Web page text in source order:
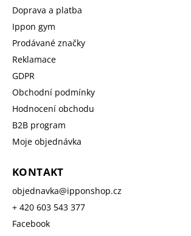
Doprava a platba
Ippon gym
Prodávané značky
Reklamace
GDPR
Obchodní podmínky
Hodnocení obchodu
B2B program
Moje objednávka
KONTAKT
objednavka@ipponshop.cz
+ 420 603 543 377
Facebook